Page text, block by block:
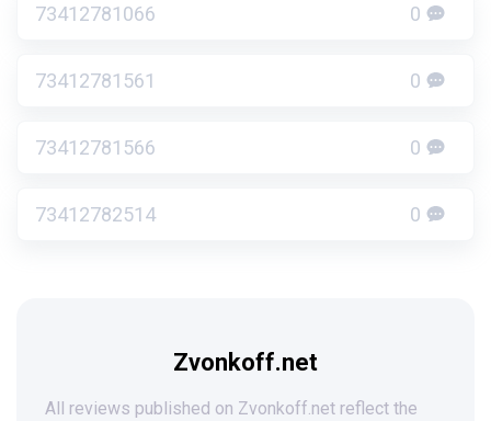
73412781066 0
73412781561 0
73412781566 0
73412782514 0
Zvonkoff.net
All reviews published on Zvonkoff.net reflect the